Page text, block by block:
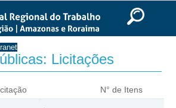
Ir para o rodapé
Licitações
N° de Itens